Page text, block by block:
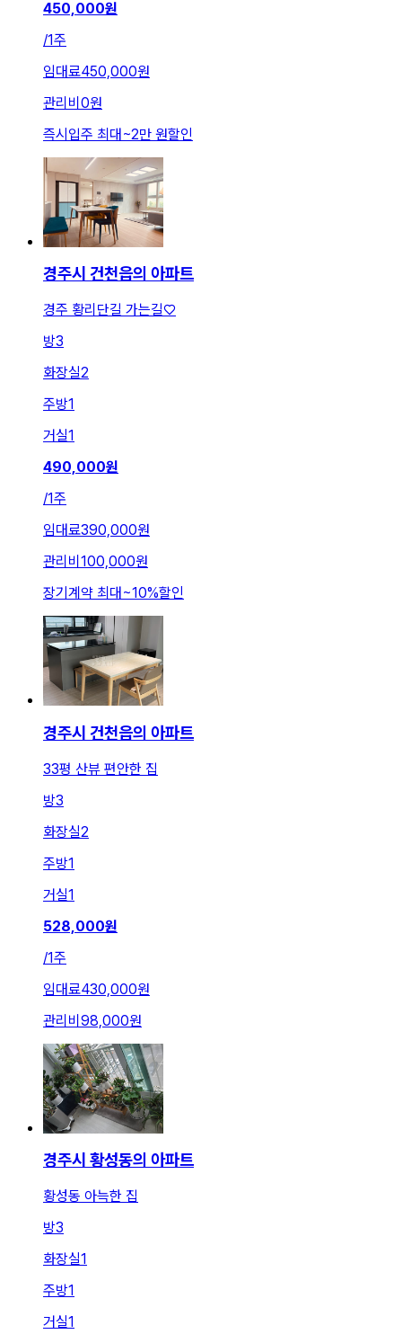
450,000원
/1주
임대료450,000원
관리비 0원
즉시입주 최대~2만 원할인
경주시 건천읍의 아파트
경주 황리단길 가는길♡
방3
화장실2
주방1
거실1
490,000원
/1주
임대료390,000원
관리비 100,000원
장기계약 최대~10%할인
경주시 건천읍의 아파트
33평 산뷰 편안한 집
방3
화장실2
주방1
거실1
528,000원
/1주
임대료430,000원
관리비 98,000원
경주시 황성동의 아파트
황성동 아늑한 집
방3
화장실1
주방1
거실1